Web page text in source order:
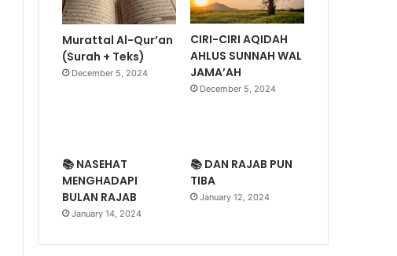
Murattal Al-Qur’an
(Surah + Teks)
December 5, 2024
CIRI-CIRI AQIDAH
AHLUS SUNNAH WAL
JAMA’AH
December 5, 2024
📚 NASEHAT
MENGHADAPI
BULAN RAJAB
January 14, 2024
📚 DAN RAJAB PUN
TIBA
January 12, 2024